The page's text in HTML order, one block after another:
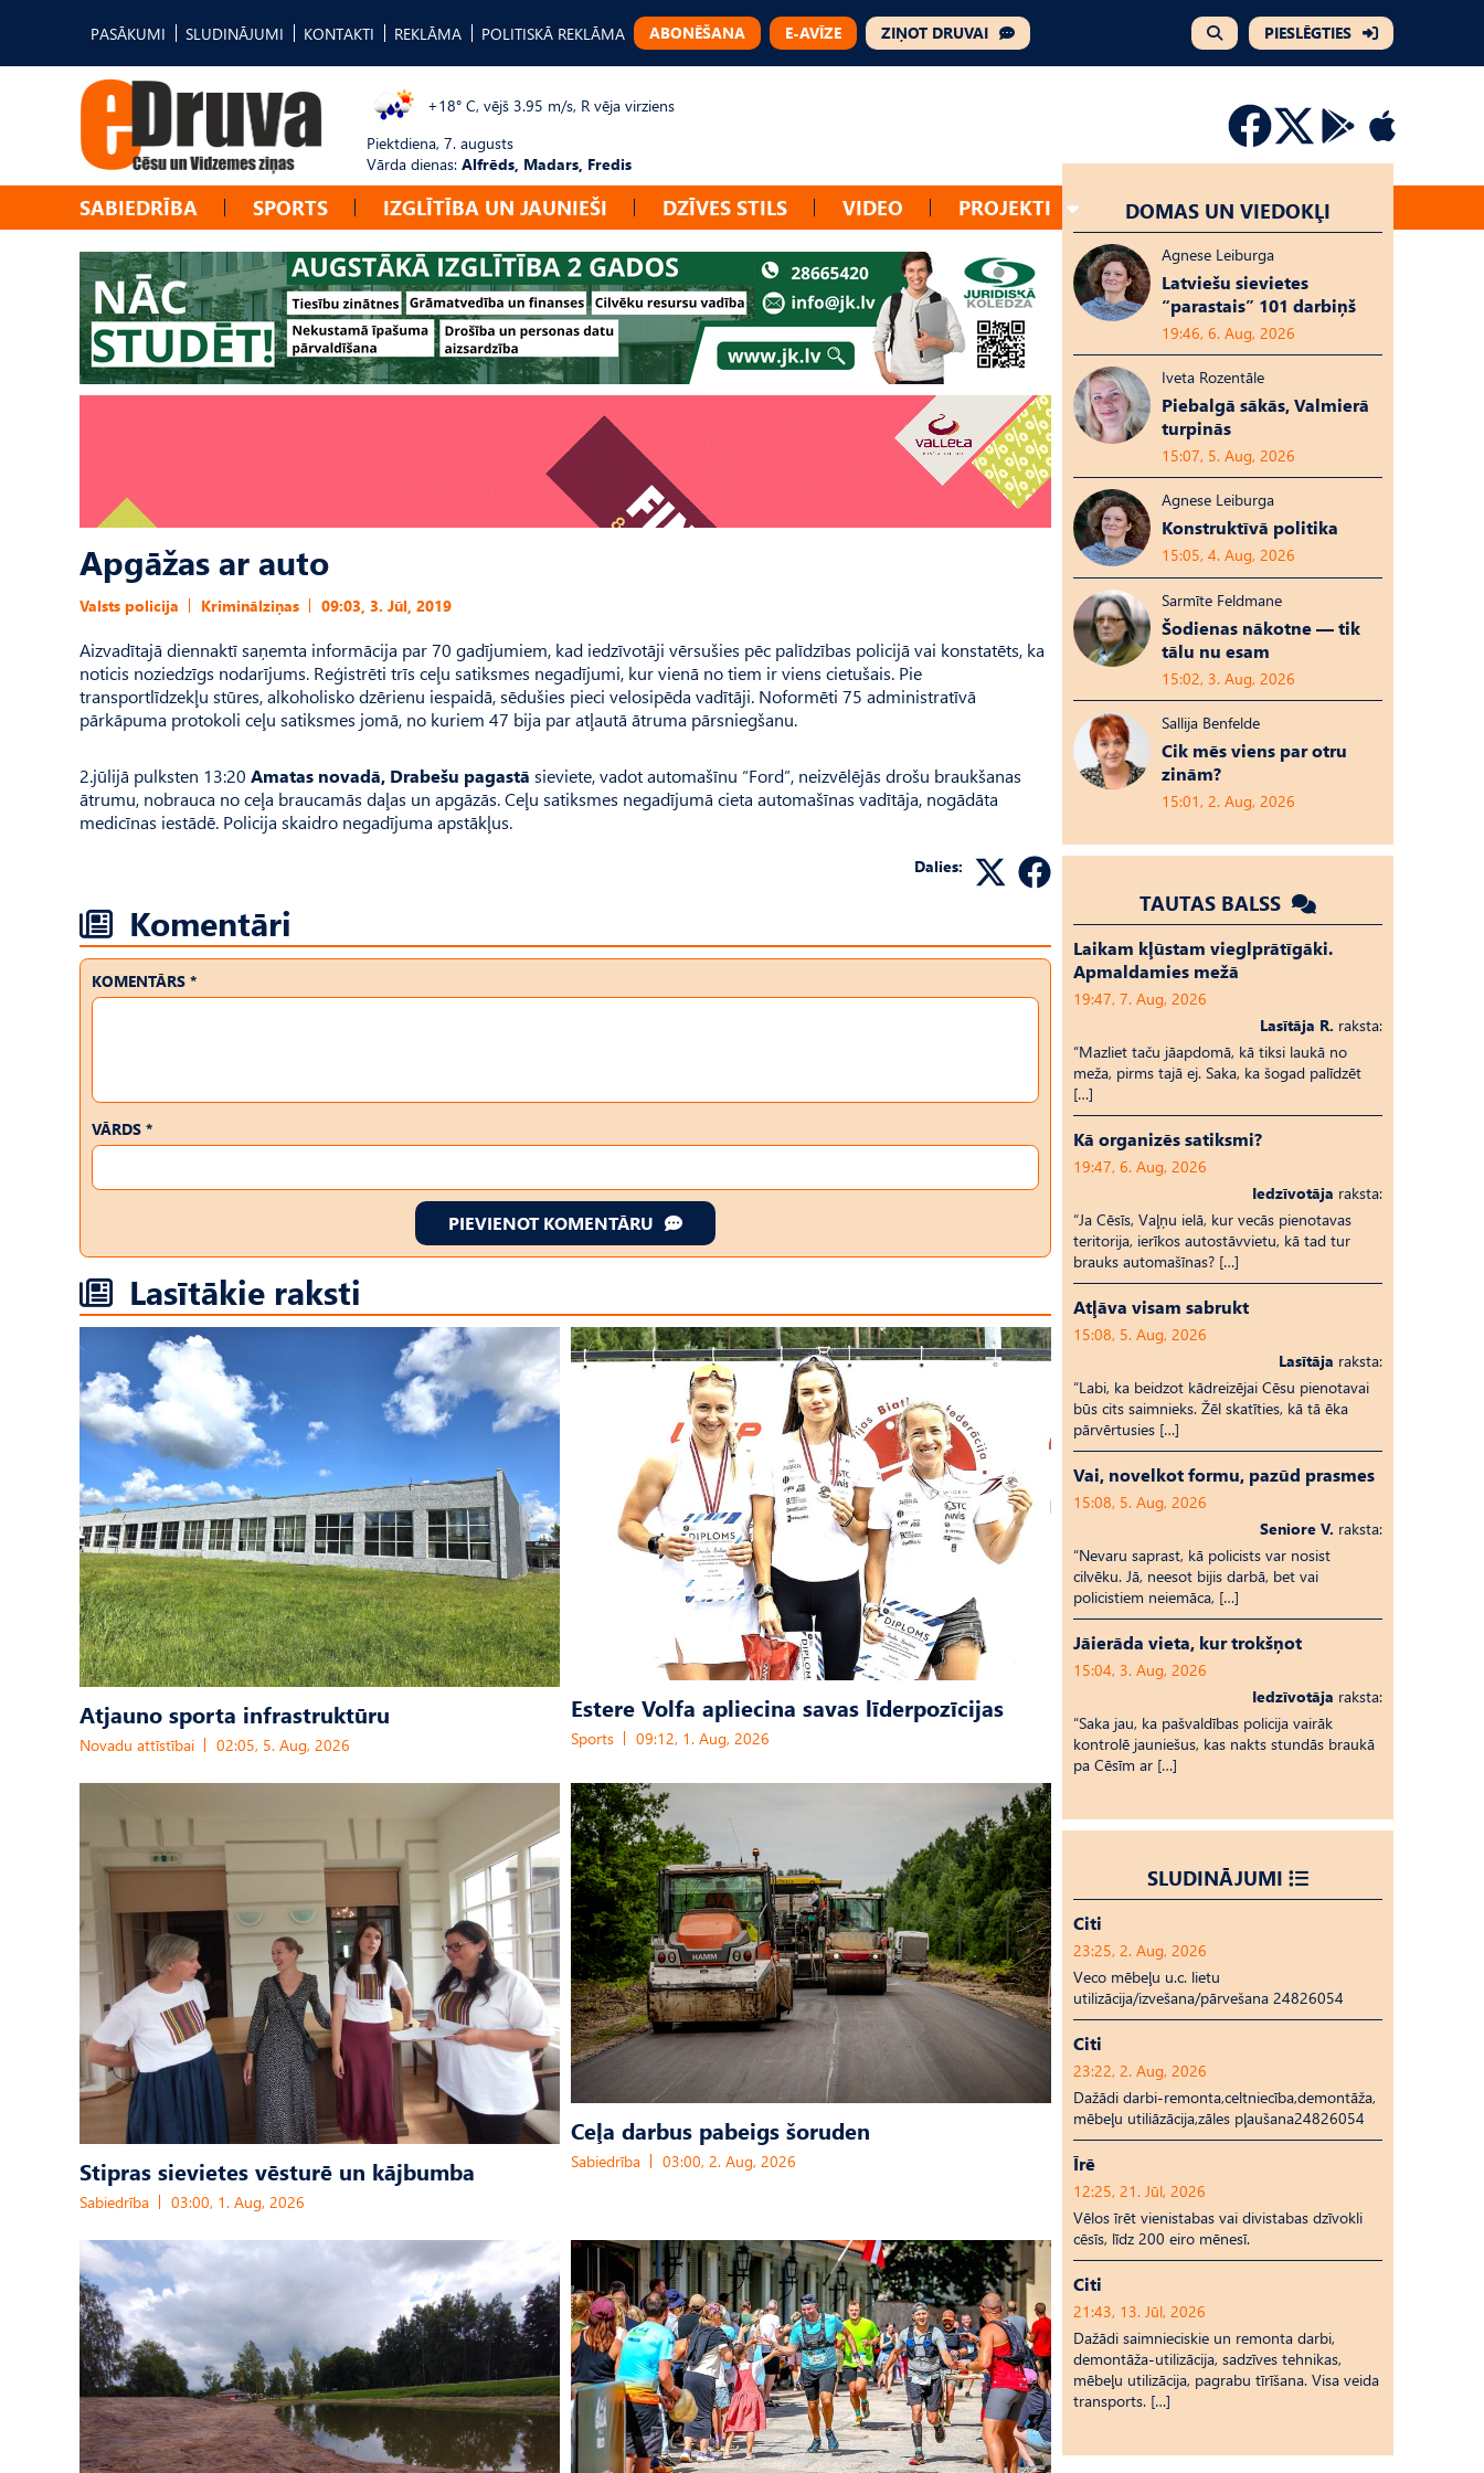
PASĀKUMI SLUDINĀJUMI KONTAKTI REKLĀMA POLITISKĀ REKLĀMA ABONĒŠANA E-AVĪZE ZIŅOT DRUVAI PIESLĒGTIES
+18° C, vējš 3.95 m/s, R vēja virziens
Piektdiena, 7. augusts
Vārda dienas: Alfrēds, Madars, Fredis
SABIEDRĪBA SPORTS IZGLĪTĪBA UN JAUNIEŠI DZĪVES STILS VIDEO PROJEKTI
Apgāžas ar auto
Valsts policija Kriminālziņas 09:03, 3. Jūl, 2019
Aizvadītajā diennaktī saņemta informācija par 70 gadījumiem, kad iedzīvotāji vērsušies pēc palīdzības policijā vai konstatēts, ka
noticis noziedzīgs nodarījums. Reģistrēti trīs ceļu satiksmes negadījumi, kur vienā no tiem ir viens cietušais. Pie
transportlīdzekļu stūres, alkoholisko dzērienu iespaidā, sēdušies pieci velosipēda vadītāji. Noformēti 75 administratīvā
pārkāpuma protokoli ceļu satiksmes jomā, no kuriem 47 bija par atļautā ātruma pārsniegšanu.
2.jūlijā pulksten 13:20 Amatas novadā, Drabešu pagastā sieviete, vadot automašīnu “Ford”, neizvēlējās drošu braukšanas
ātrumu, nobrauca no ceļa braucamās daļas un apgāzās. Ceļu satiksmes negadījumā cieta automašīnas vadītāja, nogādāta
medicīnas iestādē. Policija skaidro negadījuma apstākļus.
Dalies:
Komentāri
KOMENTĀRS *
VĀRDS *
PIEVIENOT KOMENTĀRU
Lasītākie raksti
Atjauno sporta infrastruktūru
Novadu attīstībai 02:05, 5. Aug, 2026
Estere Volfa apliecina savas līderpozīcijas
Sports 09:12, 1. Aug, 2026
Stipras sievietes vēsturē un kājbumba
Sabiedrība 03:00, 1. Aug, 2026
Ceļa darbus pabeigs šoruden
Sabiedrība 03:00, 2. Aug, 2026
DOMAS UN VIEDOKĻI
Agnese Leiburga
Latviešu sievietes
“parastais” 101 darbiņš
19:46, 6. Aug, 2026
Iveta Rozentāle
Piebalgā sākās, Valmierā
turpinās
15:07, 5. Aug, 2026
Agnese Leiburga
Konstruktīvā politika
15:05, 4. Aug, 2026
Sarmīte Feldmane
Šodienas nākotne — tik
tālu nu esam
15:02, 3. Aug, 2026
Sallija Benfelde
Cik mēs viens par otru
zinām?
15:01, 2. Aug, 2026
TAUTAS BALSS
Laikam kļūstam vieglprātīgāki.
Apmaldamies mežā
19:47, 7. Aug, 2026
Lasītāja R. raksta:
“Mazliet taču jāapdomā, kā tiksi laukā no
meža, pirms tajā ej. Saka, ka šogad palīdzēt
[…]
Kā organizēs satiksmi?
19:47, 6. Aug, 2026
Iedzīvotāja raksta:
“Ja Cēsīs, Vaļņu ielā, kur vecās pienotavas
teritorija, ierīkos autostāvvietu, kā tad tur
brauks automašīnas? […]
Atļāva visam sabrukt
15:08, 5. Aug, 2026
Lasītāja raksta:
“Labi, ka beidzot kādreizējai Cēsu pienotavai
būs cits saimnieks. Žēl skatīties, kā tā ēka
pārvērtusies […]
Vai, novelkot formu, pazūd prasmes
15:08, 5. Aug, 2026
Seniore V. raksta:
“Nevaru saprast, kā policists var nosist
cilvēku. Jā, neesot bijis darbā, bet vai
policistiem neiemāca, […]
Jāierāda vieta, kur trokšņot
15:04, 3. Aug, 2026
Iedzīvotāja raksta:
“Saka jau, ka pašvaldības policija vairāk
kontrolē jauniešus, kas nakts stundās braukā
pa Cēsīm ar […]
SLUDINĀJUMI
Citi
23:25, 2. Aug, 2026
Veco mēbeļu u.c. lietu
utilizācija/izvešana/pārvešana 24826054
Citi
23:22, 2. Aug, 2026
Dažādi darbi-remonta,celtniecība,demontāža,
mēbeļu utiliāzācija,zāles pļaušana24826054
Īrē
12:25, 21. Jūl, 2026
Vēlos īrēt vienistabas vai divistabas dzīvokli
cēsīs, līdz 200 eiro mēnesī.
Citi
21:43, 13. Jūl, 2026
Dažādi saimnieciskie un remonta darbi,
demontāža-utilizācija, sadzīves tehnikas,
mēbeļu utilizācija, pagrabu tīrīšana. Visa veida
transports. […]